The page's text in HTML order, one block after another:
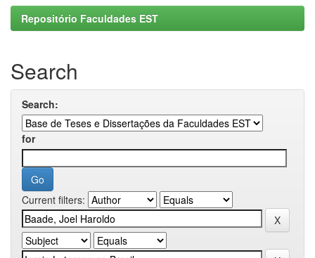
Repositório Faculdades EST
Search
Search:
for
Current filters: